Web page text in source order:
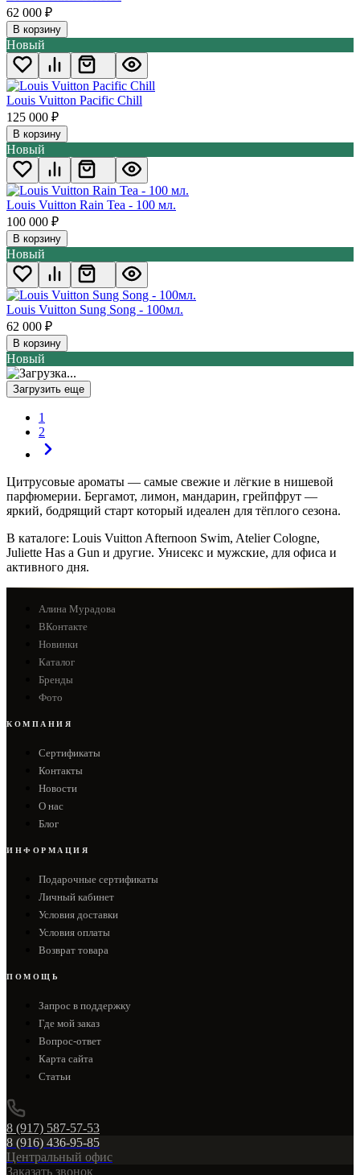
62 000 ₽
В корзину
Новый
Louis Vuitton Pacific Chill
125 000 ₽
В корзину
Новый
Louis Vuitton Rain Tea - 100 мл.
100 000 ₽
В корзину
Новый
Louis Vuitton Sung Song - 100мл.
62 000 ₽
В корзину
Новый
Загрузить еще
1
2
Цитрусовые ароматы — самые свежие и лёгкие в нишевой
парфюмерии. Бергамот, лимон, мандарин, грейпфрут —
яркий, бодрящий старт который идеален для тёплого сезона.
В каталоге: Louis Vuitton Afternoon Swim, Atelier Cologne,
Juliette Has a Gun и другие. Унисекс и мужские, для офиса и
активного дня.
Алина Мурадова
ВКонтакте
Новинки
Каталог
Бренды
Фото
КОМПАНИЯ
Сертификаты
Контакты
Новости
О нас
Блог
ИНФОРМАЦИЯ
Подарочные сертификаты
Личный кабинет
Условия доставки
Условия оплаты
Возврат товара
ПОМОЩЬ
Запрос в поддержку
Где мой заказ
Вопрос-ответ
Карта сайта
Статьи
8 (917) 587-57-53
8 (916) 436-95-85
Центральный офис
Заказать звонок